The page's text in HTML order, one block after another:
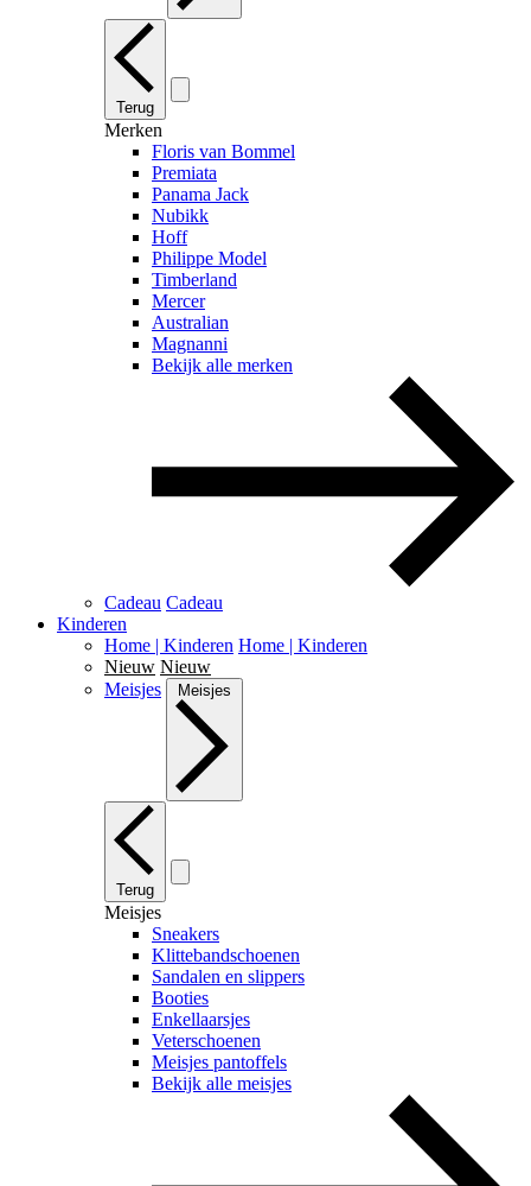
Terug
Merken
Floris van Bommel
Premiata
Panama Jack
Nubikk
Hoff
Philippe Model
Timberland
Mercer
Australian
Magnanni
Bekijk alle merken
Cadeau Cadeau
Kinderen
Home | Kinderen Home | Kinderen
Nieuw Nieuw
Meisjes
Meisjes
Terug
Meisjes
Sneakers
Klittebandschoenen
Sandalen en slippers
Booties
Enkellaarsjes
Veterschoenen
Meisjes pantoffels
Bekijk alle meisjes